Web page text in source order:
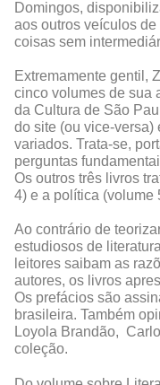
Domingos,
aos outros veículos
coisas sem
Extremamente gentil,
cinco volumes de sua
da Cultura de São
do site (ou vice-versa)
variados. Trata-se,
perguntas
Os outros três livros
4) e a política (volume
Ao contrário de
estudiosos de
leitores saibam as
autores, os livros
Os prefácios são
brasileira. Também
Loyola Brandão,
coleção.